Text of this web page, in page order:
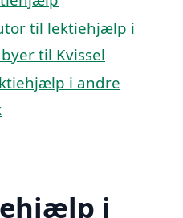
til lektiehjælp i
til Kvissel
i andre
i